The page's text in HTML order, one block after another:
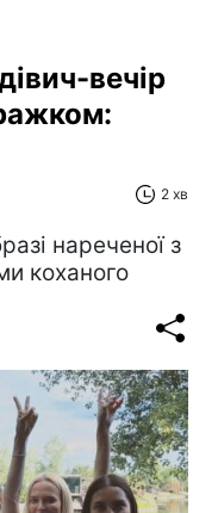
вечір
2 хв
нареченої з
коханого